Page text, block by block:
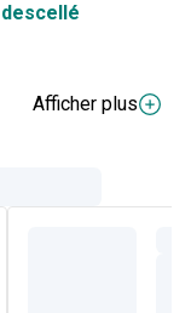
Afficher plus